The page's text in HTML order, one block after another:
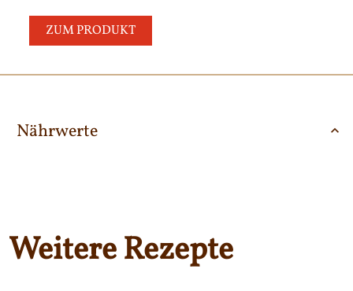
ZUM PRODUKT
Nährwerte
Weitere Rezepte